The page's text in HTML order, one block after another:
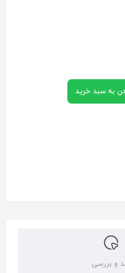
به سبد خرید
و بررسی